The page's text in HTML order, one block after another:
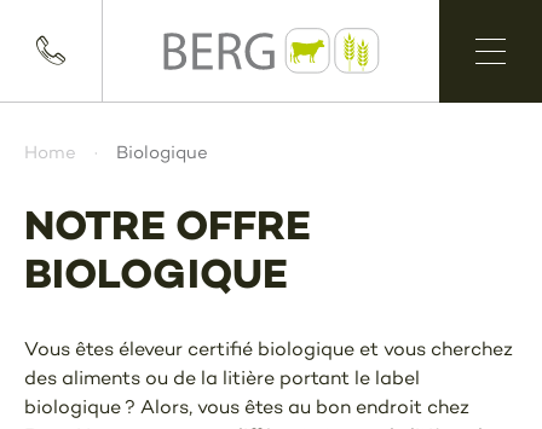
Home Biologique
NOTRE OFFRE
BIOLOGIQUE
Vous êtes éleveur certifié biologique et vous cherchez
des aliments ou de la litière portant le label
biologique ? Alors, vous êtes au bon endroit chez